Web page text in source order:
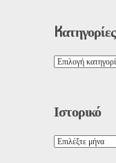
Kατηγορίες
Ιστορικό